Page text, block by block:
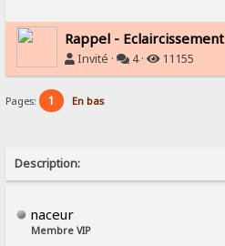
Rappel - Eclaircissement
Invité · 4 · 11155
Pages: 1 En bas
Description:
naceur
Membre VIP